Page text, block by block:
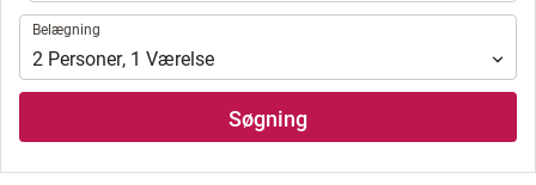
Belægning
Belægning
2 Personer, 1 Værelse
Søgning